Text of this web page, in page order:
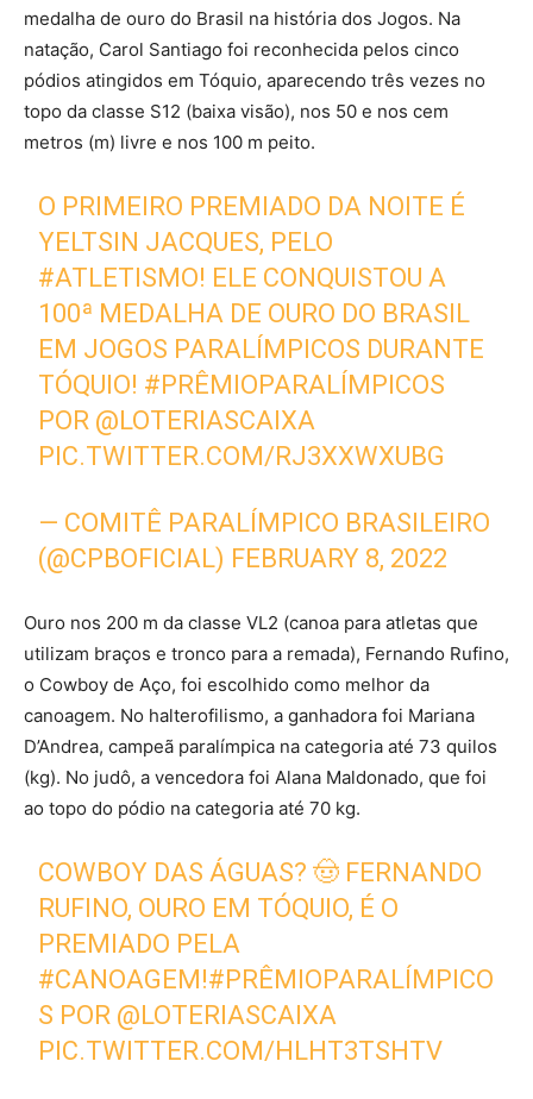
medalha de ouro do Brasil na história dos Jogos. Na
natação, Carol Santiago foi reconhecida pelos cinco
pódios atingidos em Tóquio, aparecendo três vezes no
topo da classe S12 (baixa visão), nos 50 e nos cem
metros (m) livre e nos 100 m peito.
O PRIMEIRO PREMIADO DA NOITE É
YELTSIN JACQUES, PELO
#ATLETISMO! ELE CONQUISTOU A
100ª MEDALHA DE OURO DO BRASIL
EM JOGOS PARALÍMPICOS DURANTE
TÓQUIO! #PRÊMIOPARALÍMPICOS
POR @LOTERIASCAIXA
PIC.TWITTER.COM/RJ3XXWXUBG
— COMITÊ PARALÍMPICO BRASILEIRO
(@CPBOFICIAL) FEBRUARY 8, 2022
Ouro nos 200 m da classe VL2 (canoa para atletas que
utilizam braços e tronco para a remada), Fernando Rufino,
o Cowboy de Aço, foi escolhido como melhor da
canoagem. No halterofilismo, a ganhadora foi Mariana
D’Andrea, campeã paralímpica na categoria até 73 quilos
(kg). No judô, a vencedora foi Alana Maldonado, que foi
ao topo do pódio na categoria até 70 kg.
COWBOY DAS ÁGUAS? 🤠 FERNANDO
RUFINO, OURO EM TÓQUIO, É O
PREMIADO PELA
#CANOAGEM !#PRÊMIOPARALÍMPICO
S POR @LOTERIASCAIXA
PIC.TWITTER.COM/HLHT3TSHTV